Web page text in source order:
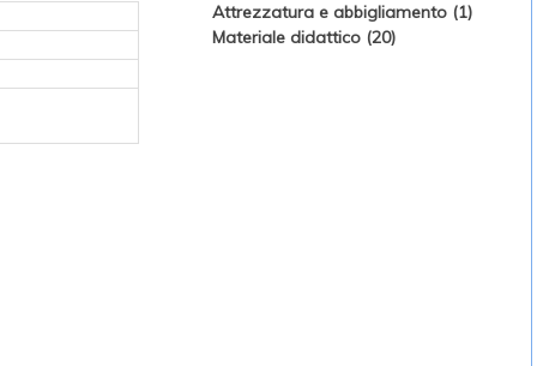
Attrezzatura e abbigliamento (1)
Materiale didattico (20)